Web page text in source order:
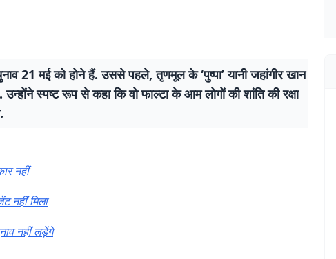
21 मई को होने हैं. उससे पहले, तृणमूल के ‘पुष्पा’ यानी जहांगीर खान
स्पष्ट रूप से कहा कि वो फाल्टा के आम लोगों की शांति की रक्षा
नहीं
नहीं मिला
नहीं लड़ेंगे